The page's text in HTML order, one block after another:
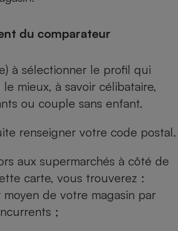
du comparateur
à sélectionner le profil qui
mieux, à savoir célibataire,
ou couple sans enfant.
renseigner votre code postal.
aux supermarchés à côté de
carte, vous trouverez :
de votre magasin par
;